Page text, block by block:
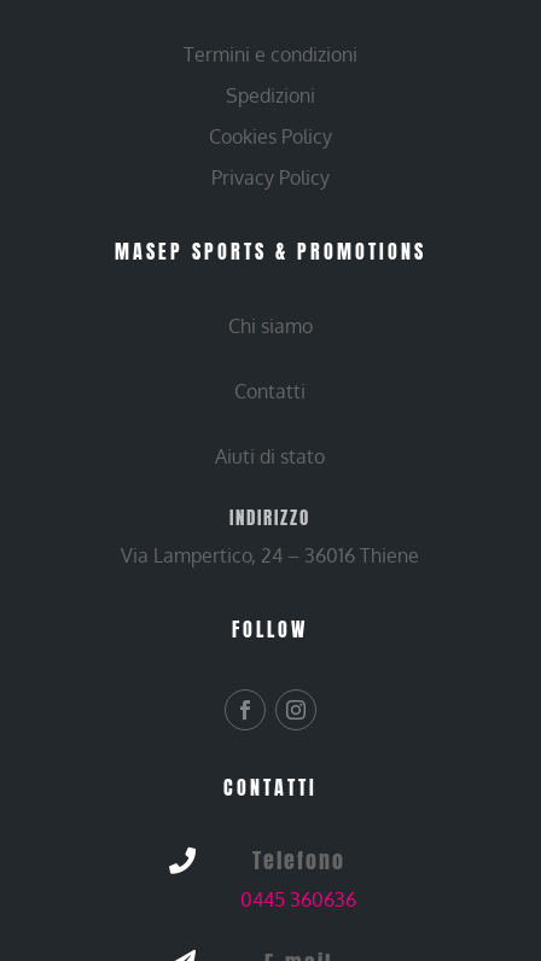
Termini e condizioni
Spedizioni
Cookies Policy
Privacy Policy
MASEP SPORTS & PROMOTIONS
Chi siamo
Contatti
Aiuti di stato
INDIRIZZO
Via Lampertico, 24 – 36016 Thiene
FOLLOW
CONTATTI
 Telefono
0445 360636